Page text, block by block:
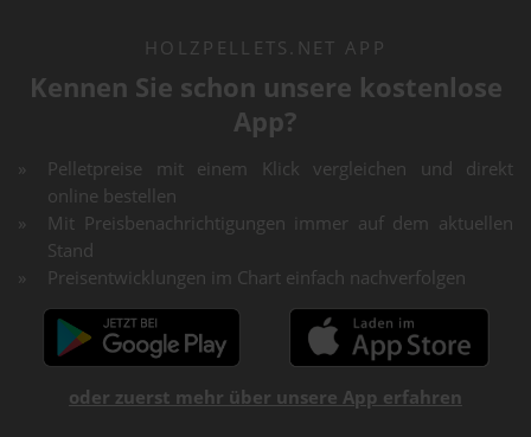
HOLZPELLETS.NET APP
Kennen Sie schon unsere kostenlose
App?
Pelletpreise mit einem Klick vergleichen und direkt
online bestellen
Mit Preisbenachrichtigungen immer auf dem aktuellen
Stand
Preisentwicklungen im Chart einfach nachverfolgen
oder zuerst mehr über unsere App erfahren